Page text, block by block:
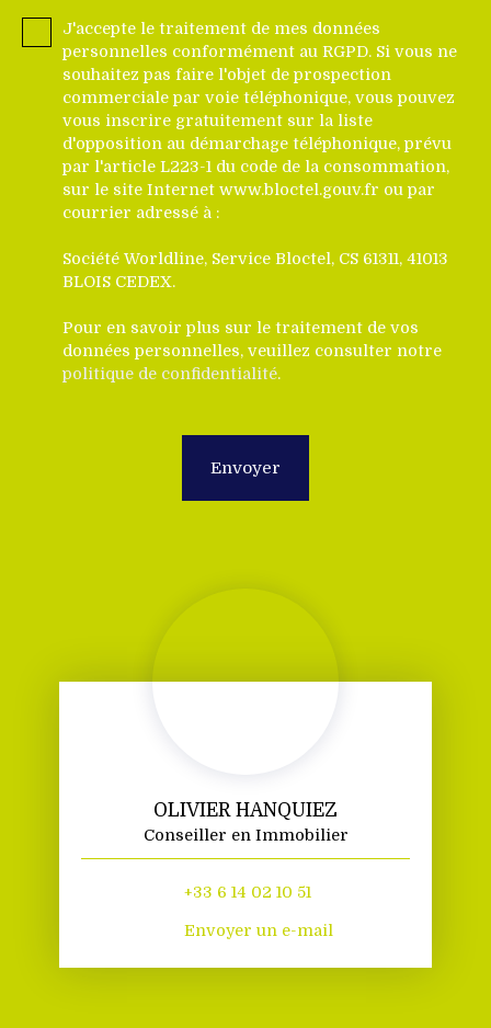
J'accepte le traitement de mes données
personnelles conformément au RGPD. Si vous ne
souhaitez pas faire l'objet de prospection
commerciale par voie téléphonique, vous pouvez
vous inscrire gratuitement sur la liste
d'opposition au démarchage téléphonique, prévu
par l'article L223-1 du code de la consommation,
sur le site Internet www.bloctel.gouv.fr ou par
courrier adressé à :
Société Worldline, Service Bloctel, CS 61311, 41013
BLOIS CEDEX.
Pour en savoir plus sur le traitement de vos
données personnelles, veuillez consulter notre
politique de confidentialité.
Envoyer
OLIVIER HANQUIEZ
Conseiller en Immobilier
+33 6 14 02 10 51
Envoyer un e-mail